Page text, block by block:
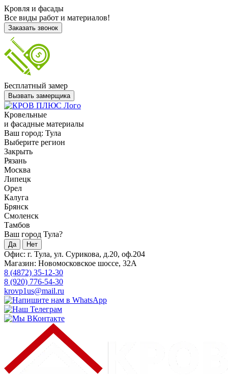
Кровля и фасады
Все виды работ и материалов!
Заказать звонок
Бесплатный замер
Вызвать замерщика
Кровельные
и фасадные материалы
Ваш город: Тула
Выберите регион
Закрыть
Рязань
Москва
Липецк
Орел
Калуга
Брянск
Смоленск
Тамбов
Ваш город Тула?
Да Нет
Офис: г. Тула, ул. Сурикова, д.20, оф.204
Магазин: Новомосковское шоссе, 32А
8 (4872) 35-12-30
8 (920) 776-54-30
krovp1us@mail.ru